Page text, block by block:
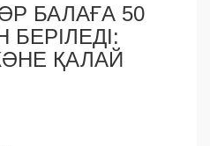
БАЛАҒА 50
ҚАЛАЙ